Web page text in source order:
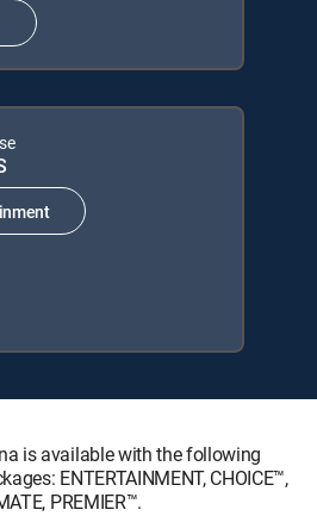
is available with the following
ENTERTAINMENT, CHOICE™,
PREMIER™.